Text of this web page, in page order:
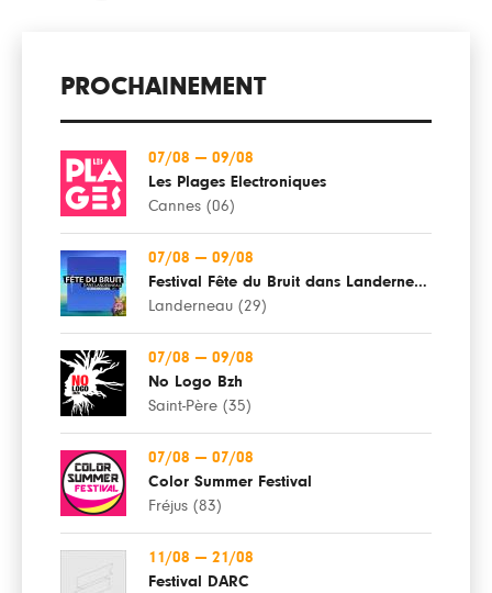
PROCHAINEMENT
07/08 — 09/08
Les Plages Electroniques
Cannes (06)
07/08 — 09/08
Festival Fête du Bruit dans Landerneau
Landerneau (29)
07/08 — 09/08
No Logo Bzh
Saint-Père (35)
07/08 — 07/08
Color Summer Festival
Fréjus (83)
11/08 — 21/08
Festival DARC